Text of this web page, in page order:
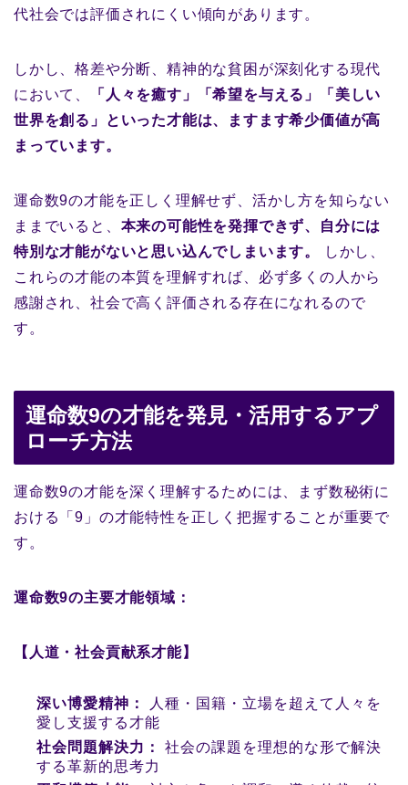
代社会では評価されにくい傾向があります。
しかし、格差や分断、精神的な貧困が深刻化する現代
において、
「人々を癒す」「希望を与える」「美しい
世界を創る」といった才能は、ますます希少価値が高
まっています。
運命数9の才能を正しく理解せず、活かし方を知らない
ままでいると、 本来の可能性を発揮できず、自分には
特別な才能がないと思い込んでしまいます。
しかし、
これらの才能の本質を理解すれば、必ず多くの人から
感謝され、社会で高く評価される存在になれるので
す。
運命数9の才能を発見・活用するアプ
ローチ方法
運命数9の才能を深く理解するためには、まず数秘術に
おける「9」の才能特性を正しく把握することが重要で
す。
運命数9の主要才能領域：
【人道・社会貢献系才能】
深い博愛精神：
人種・国籍・立場を超えて人々を
愛し支援する才能
社会問題解決力：
社会の課題を理想的な形で解決
する革新的思考力